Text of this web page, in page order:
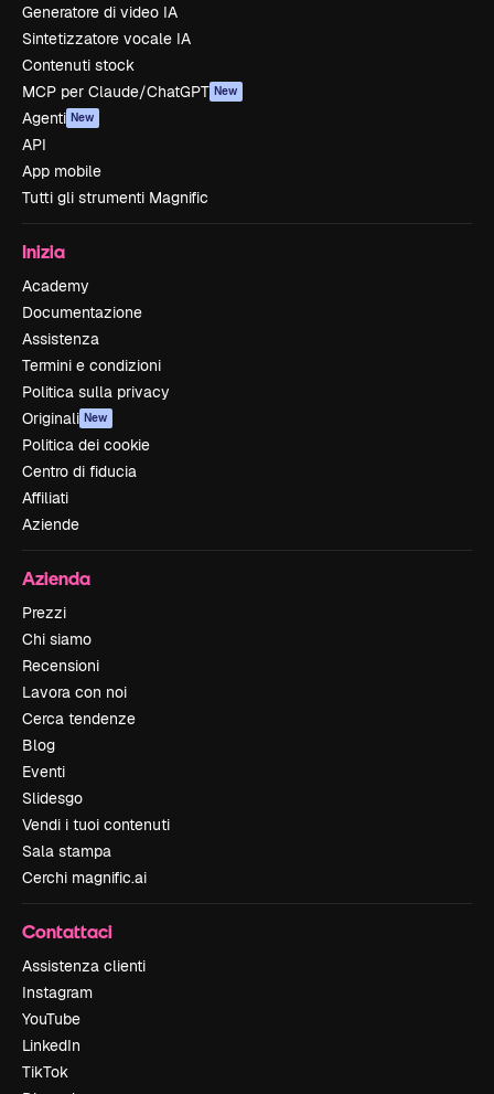
Generatore di video IA
Sintetizzatore vocale IA
Contenuti stock
MCP per Claude/ChatGPT New
Agenti New
API
App mobile
Tutti gli strumenti Magnific
Inizia
Academy
Documentazione
Assistenza
Termini e condizioni
Politica sulla privacy
Originali New
Politica dei cookie
Centro di fiducia
Affiliati
Aziende
Azienda
Prezzi
Chi siamo
Recensioni
Lavora con noi
Cerca tendenze
Blog
Eventi
Slidesgo
Vendi i tuoi contenuti
Sala stampa
Cerchi magnific.ai
Contattaci
Assistenza clienti
Instagram
YouTube
LinkedIn
TikTok